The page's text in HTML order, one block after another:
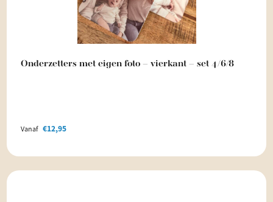
Onderzetters met eigen foto – vierkant – set 4/6/8
Vanaf €12,95